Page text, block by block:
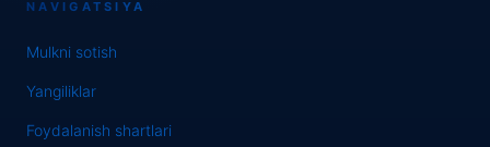
NAVIGATSIYA
Mulkni sotish
Yangiliklar
Foydalanish shartlari